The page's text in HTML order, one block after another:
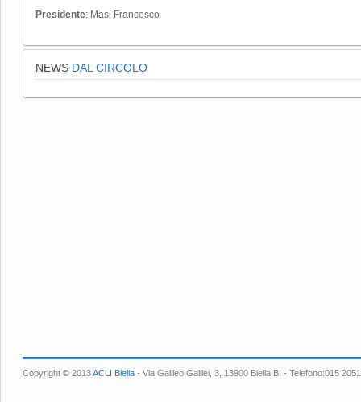
Presidente: Masi Francesco
NEWS DAL CIRCOLO
Copyright © 2013ACLI Biella - Via Galileo Galilei, 3, 13900 Biella BI - Telefono:015